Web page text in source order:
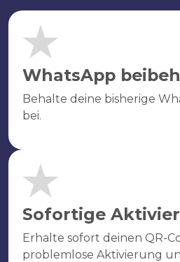
WhatsApp
Behalte deine bisherige
bei.
Sofortige
Erhalte sofort deinen QR-
problemlose Aktivierung